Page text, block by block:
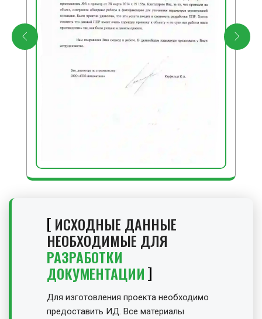
ИСХОДНЫЕ ДАННЫЕ
НЕОБХОДИМЫЕ ДЛЯ
РАЗРАБОТКИ
ДОКУМЕНТАЦИИ
Для изготовления проекта необходимо
предоставить ИД. Все материалы